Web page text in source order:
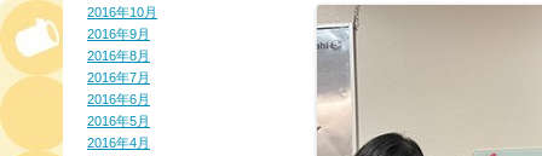
2016年10月
2016年9月
2016年8月
2016年7月
2016年6月
2016年5月
2016年4月